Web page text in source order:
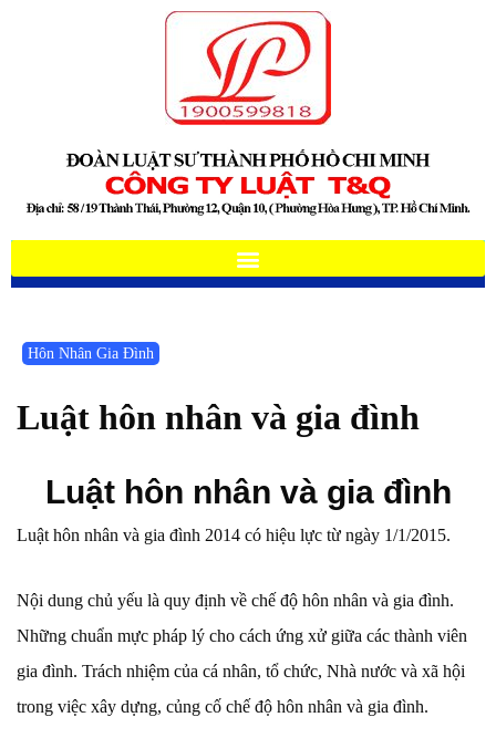
Hôn Nhân Gia Đình
Luật hôn nhân và gia đình
Luật hôn nhân và gia đình
Luật hôn nhân và gia đình 2014 có hiệu lực từ ngày 1/1/2015.
Nội dung chủ yếu là quy định về chế độ hôn nhân và gia đình.
Những chuẩn mực pháp lý cho cách ứng xử giữa các thành viên
gia đình. Trách nhiệm của cá nhân, tổ chức, Nhà nước và xã hội
trong việc xây dựng, củng cố chế độ hôn nhân và gia đình.